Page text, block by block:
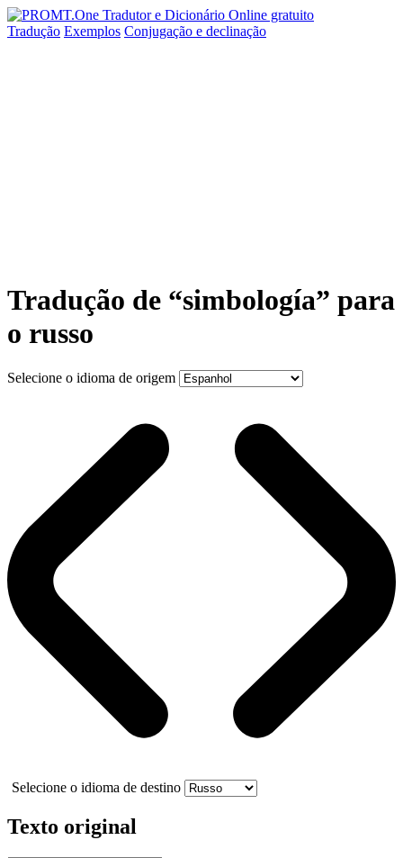
Tradução Exemplos Conjugação e declinação
Tradução de “simbología” para
o russo
Selecione o idioma de origem
Selecione o idioma de destino
Texto original